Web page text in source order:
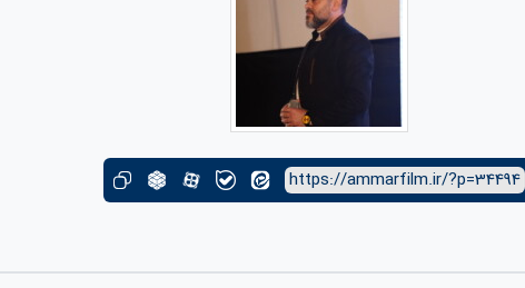
https://ammarfilm.ir/?p=34494